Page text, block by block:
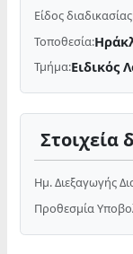
Είδος
Τοποθεσία:
Τμήμα:Ειδικός
Στοιχεία
Ημ. Διεξαγωγής
Προθεσμία